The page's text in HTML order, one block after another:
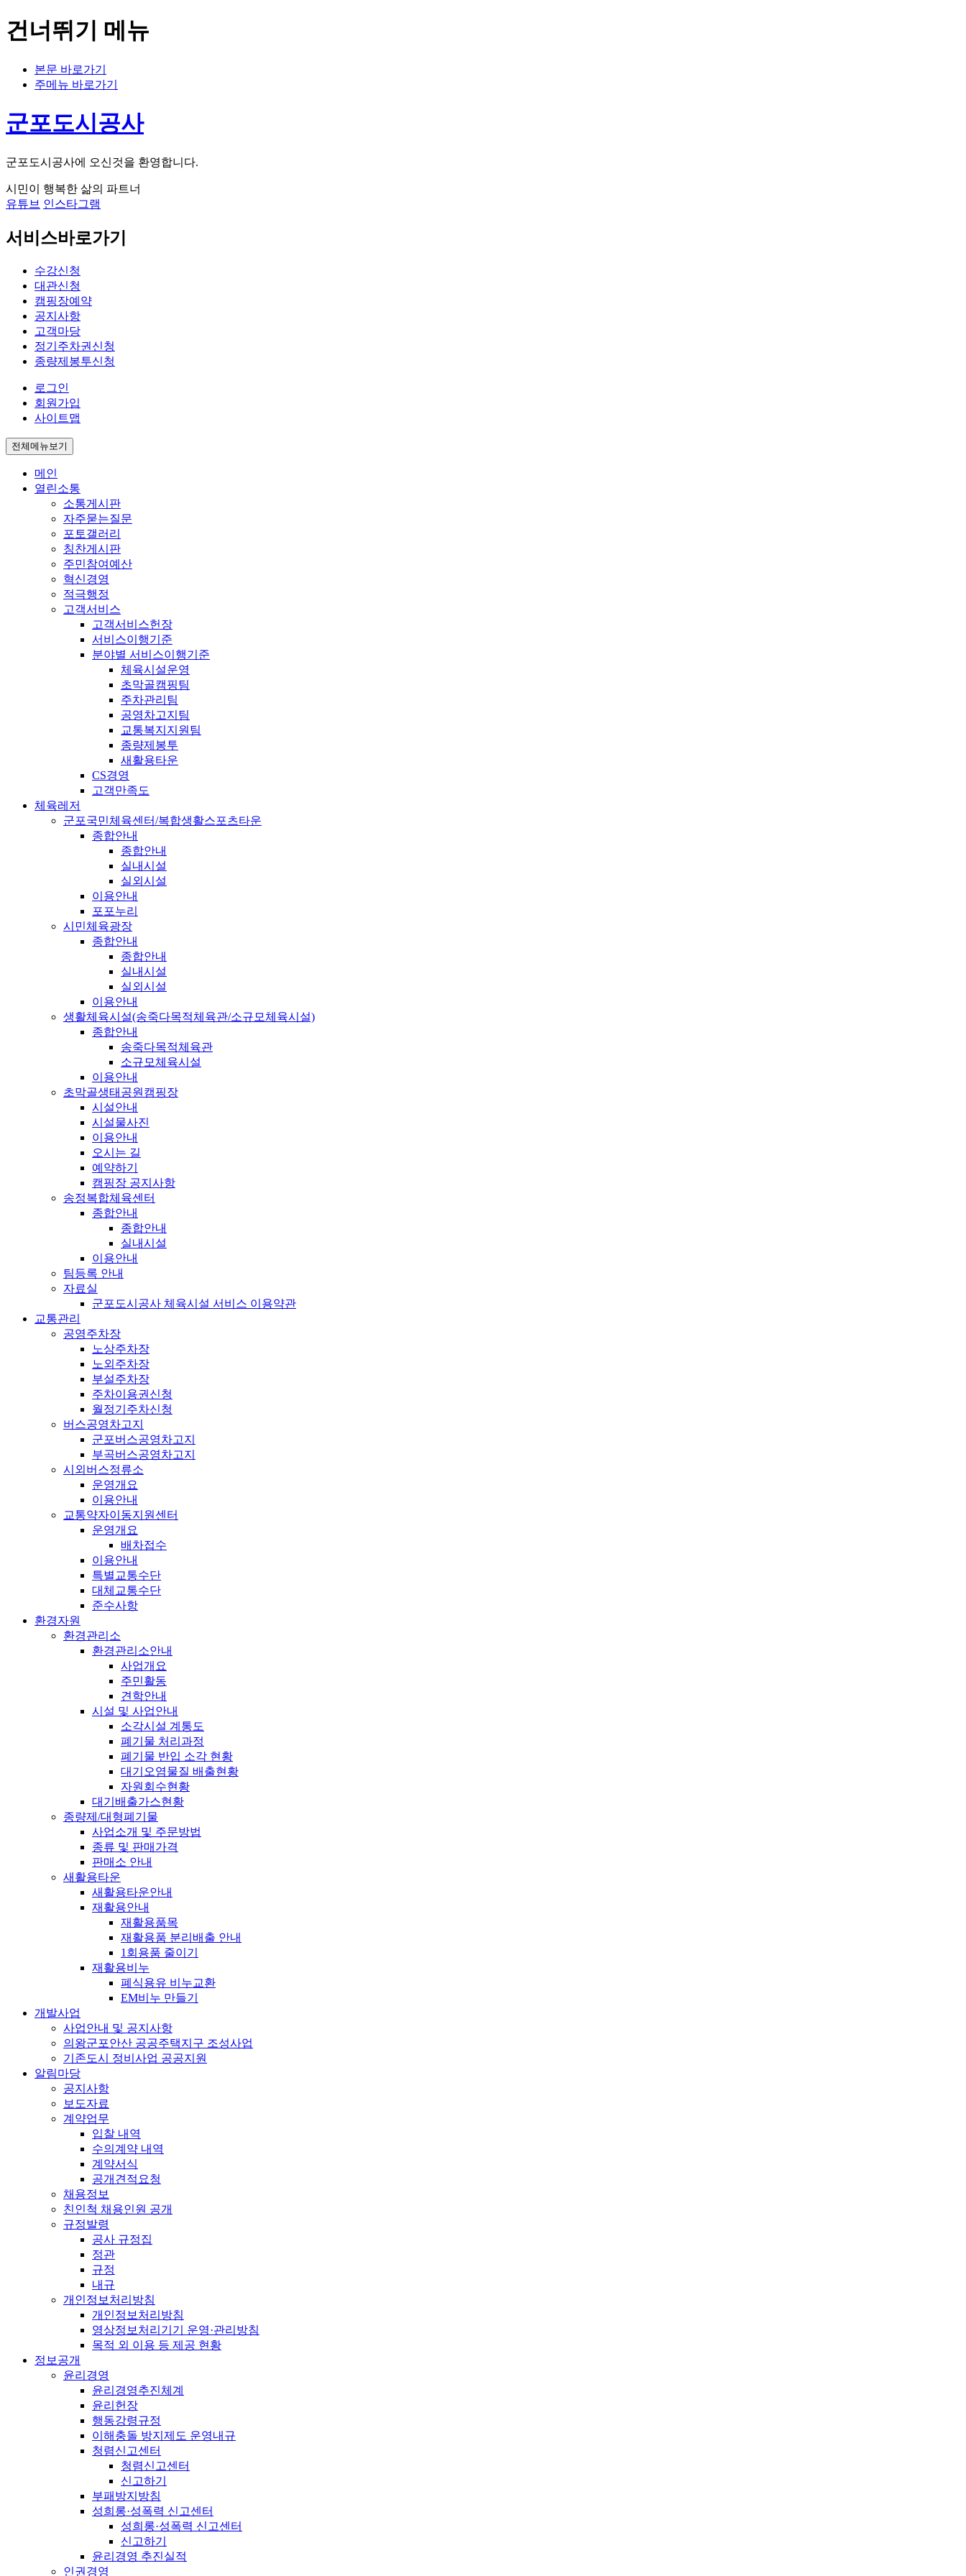
건너뛰기 메뉴
본문 바로가기
주메뉴 바로가기
군포도시공사
군포도시공사에 오신것을 환영합니다.
시민이 행복한 삶의 파트너
유튜브 인스타그램
서비스바로가기
수강신청
대관신청
캠핑장예약
공지사항
고객마당
정기주차권신청
종량제봉투신청
로그인
회원가입
사이트맵
전체메뉴보기
메인
열린소통
소통게시판
자주묻는질문
포토갤러리
칭찬게시판
주민참여예산
혁신경영
적극행정
고객서비스
고객서비스헌장
서비스이행기준
분야별 서비스이행기준
체육시설운영
초막골캠핑팀
주차관리팀
공영차고지팀
교통복지지원팀
종량제봉투
새활용타운
CS경영
고객만족도
체육레저
군포국민체육센터/복합생활스포츠타운
종합안내
종합안내
실내시설
실외시설
이용안내
포포누리
시민체육광장
종합안내
종합안내
실내시설
실외시설
이용안내
생활체육시설(송죽다목적체육관/소규모체육시설)
종합안내
송죽다목적체육관
소규모체육시설
이용안내
초막골생태공원캠핑장
시설안내
시설물사진
이용안내
오시는 길
예약하기
캠핑장 공지사항
송정복합체육센터
종합안내
종합안내
실내시설
이용안내
팀등록 안내
자료실
군포도시공사 체육시설 서비스 이용약관
교통관리
공영주차장
노상주차장
노외주차장
부설주차장
주차이용권신청
월정기주차신청
버스공영차고지
군포버스공영차고지
부곡버스공영차고지
시외버스정류소
운영개요
이용안내
교통약자이동지원센터
운영개요
배차접수
이용안내
특별교통수단
대체교통수단
준수사항
환경자원
환경관리소
환경관리소안내
사업개요
주민활동
견학안내
시설 및 사업안내
소각시설 계통도
폐기물 처리과정
폐기물 반입 소각 현황
대기오염물질 배출현황
자원회수현황
대기배출가스현황
종량제/대형폐기물
사업소개 및 주문방법
종류 및 판매가격
판매소 안내
새활용타운
새활용타운안내
재활용안내
재활용품목
재활용품 분리배출 안내
1회용품 줄이기
재활용비누
폐식용유 비누교환
EM비누 만들기
개발사업
사업안내 및 공지사항
의왕군포안산 공공주택지구 조성사업
기존도시 정비사업 공공지원
알림마당
공지사항
보도자료
계약업무
입찰 내역
수의계약 내역
계약서식
공개견적요청
채용정보
친인척 채용인원 공개
규정발령
공사 규정집
정관
규정
내규
개인정보처리방침
개인정보처리방침
영상정보처리기기 운영·관리방침
목적 외 이용 등 제공 현황
정보공개
윤리경영
윤리경영추진체계
윤리헌장
행동강령규정
이해충돌 방지제도 운영내규
청렴신고센터
청렴신고센터
신고하기
부패방지방침
성희롱·성폭력 신고센터
성희롱·성폭력 신고센터
신고하기
윤리경영 추진실적
인권경영